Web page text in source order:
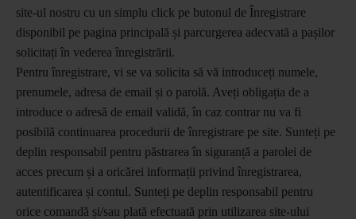
site-ul nostru cu un simplu click pe butonul de Înregistrare
disponibil pe pagina principală și parcurgerea adecvată a pașilor
solicitați în vederea înregistrării.
Pentru înregistrare, vi se va solicita să vă introduceți numele,
prenumele, adresa de email și o parolă. Aveți obligația de a
introduce o adresă de email validă, în caz contrar nu va fi
posibilă continuarea procedurii de înregistrare pe site. Sunteți pe
deplin responsabil pentru păstrarea în siguranță a parolei de
acces precum și a oricărei informații privind înregistrarea,
autentificarea și contul. Sunteți pe deplin responsabil pentru
orice comandă și/sau plată efectuată prin utilizarea site-ului